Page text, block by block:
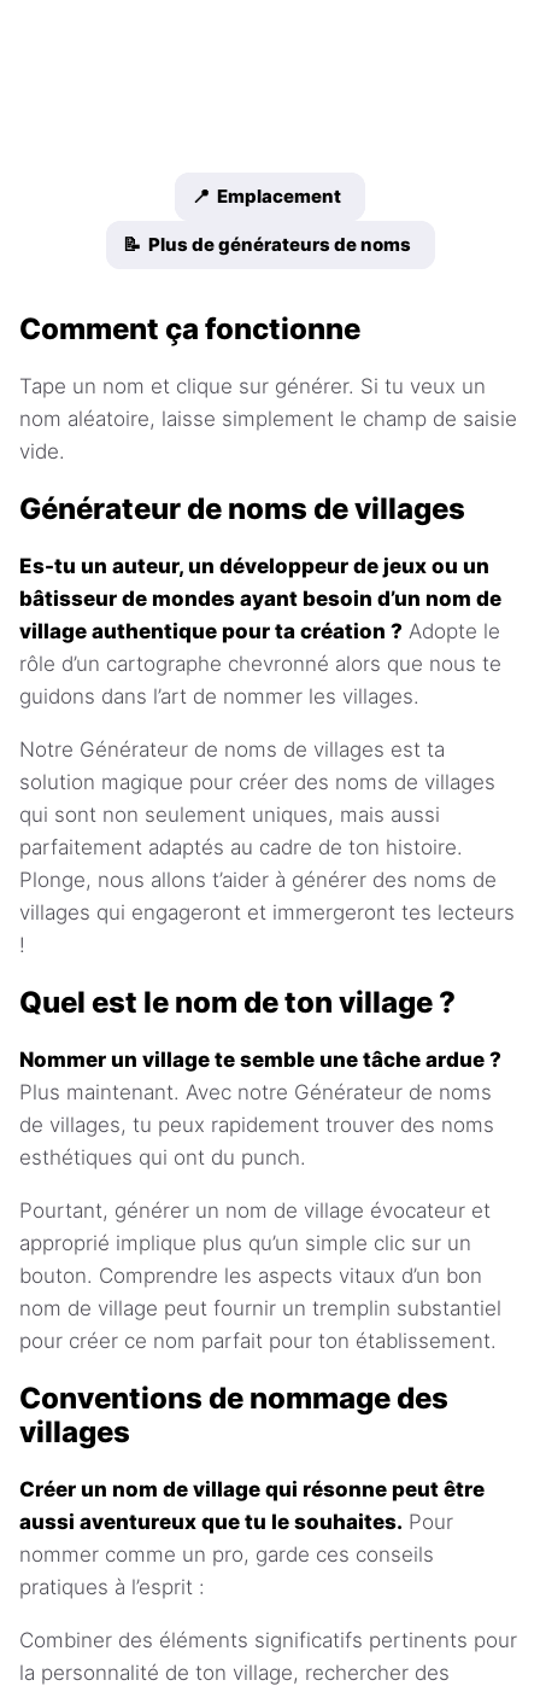
📍 Emplacement
📝 Plus de générateurs de noms
Comment ça fonctionne
Tape un nom et clique sur générer. Si tu veux un
nom aléatoire, laisse simplement le champ de saisie
vide.
Générateur de noms de villages
Es-tu un auteur, un développeur de jeux ou un
bâtisseur de mondes ayant besoin d’un nom de
village authentique pour ta création ? Adopte le
rôle d’un cartographe chevronné alors que nous te
guidons dans l’art de nommer les villages.
Notre Générateur de noms de villages est ta
solution magique pour créer des noms de villages
qui sont non seulement uniques, mais aussi
parfaitement adaptés au cadre de ton histoire.
Plonge, nous allons t’aider à générer des noms de
villages qui engageront et immergeront tes lecteurs
!
Quel est le nom de ton village ?
Nommer un village te semble une tâche ardue ?
Plus maintenant. Avec notre Générateur de noms
de villages, tu peux rapidement trouver des noms
esthétiques qui ont du punch.
Pourtant, générer un nom de village évocateur et
approprié implique plus qu’un simple clic sur un
bouton. Comprendre les aspects vitaux d’un bon
nom de village peut fournir un tremplin substantiel
pour créer ce nom parfait pour ton établissement.
Conventions de nommage des
villages
Créer un nom de village qui résonne peut être
aussi aventureux que tu le souhaites. Pour
nommer comme un pro, garde ces conseils
pratiques à l’esprit :
Combiner des éléments significatifs pertinents pour
la personnalité de ton village, rechercher des